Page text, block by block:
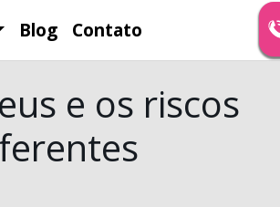
Blog Contato
e os riscos